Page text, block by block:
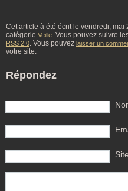
Cet article à été écrit le vendredi,
catégorie Veille. Vous pouvez suivre
RSS 2.0. Vous pouvez laisser un
votre site.
Répondez